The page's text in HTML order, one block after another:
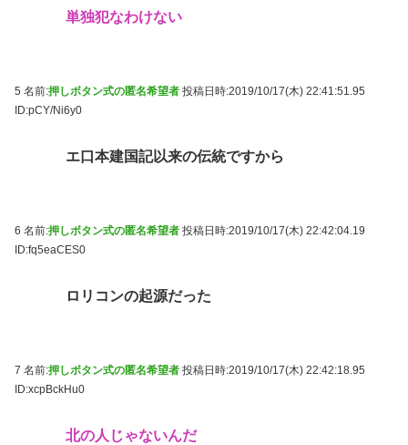
単独犯なわけない
5 名前:押しボタン式の匿名希望者 投稿日時:2019/10/17(木) 22:41:51.95
ID:pCY/Ni6y0
エ口本建国記以来の伝統ですから
6 名前:押しボタン式の匿名希望者 投稿日時:2019/10/17(木) 22:42:04.19
ID:fq5eaCES0
ロリコンの起源だった
7 名前:押しボタン式の匿名希望者 投稿日時:2019/10/17(木) 22:42:18.95
ID:xcpBckHu0
北の人じゃないんだ